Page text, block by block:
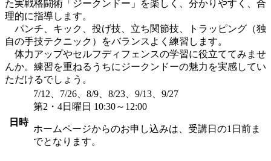
た実戦格闘術「ジークンドー」を楽しく、分かりやすく、合
理的に指導します。
パンチ、キック、投げ技、立ち関節技、トラッピング（独
自の手技テクニック）をバランスよく練習します。
体力アップやセルフディフェンスの学習に役立ててみませ
んか。練習を重ねるうちにジークンドーの魅力を実感してい
ただけるでしょう。
日時
7/12、7/26、8/9、8/23、9/13、9/27
第2・4日曜日 10:30～12:00
ホームページからのお申し込みは、受講日の1日前ま
でとなります。